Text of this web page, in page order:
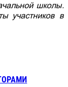
школы.
участников в